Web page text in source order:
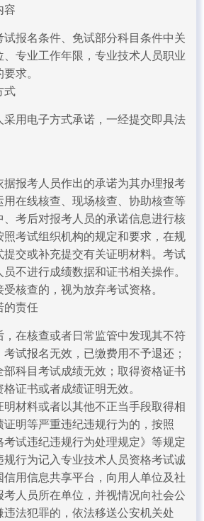
容
报名条件、免试部分科目条件中关
专业工作年限，专业技术人员职业
求。
式
采用电子方式承诺，一经提交即具法
报考人员作出的承诺为其办理报考
在线核查、现场核查、协助核查等
考后对报考人员的承诺信息进行核
考试组织机构的规定和要求，在规
交或补充提交有关证明材料。考试
不进行成绩数据和证书相关操作。
核查的，视为放弃考试资格。
的责任
在核查或者日常监管中发现其不符
试报名无效，已缴费用不予退还；
科目考试成绩无效；取得资格证书
证书或者成绩证明无效。
明材料或者以其他不正当手段取得相
明等严重违纪违规行为的，按照
考试违纪违规行为处理规定》等规定
行为记入专业技术人员资格考试诚
用信息共享平台，向用人单位及社
人员所在单位，并视情况向社会公
法犯罪的，依法移送公安机关处